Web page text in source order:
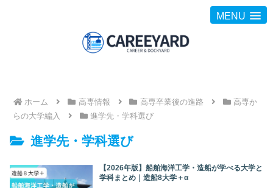
MENU
ホーム 高専情報 高専卒業後の進路
高専か
らの大学編入
進学先・学科選び
進学先・学科選び
【2026年版】船舶海洋工学・造船が学べる大学と
学科まとめ｜造船8大学＋α